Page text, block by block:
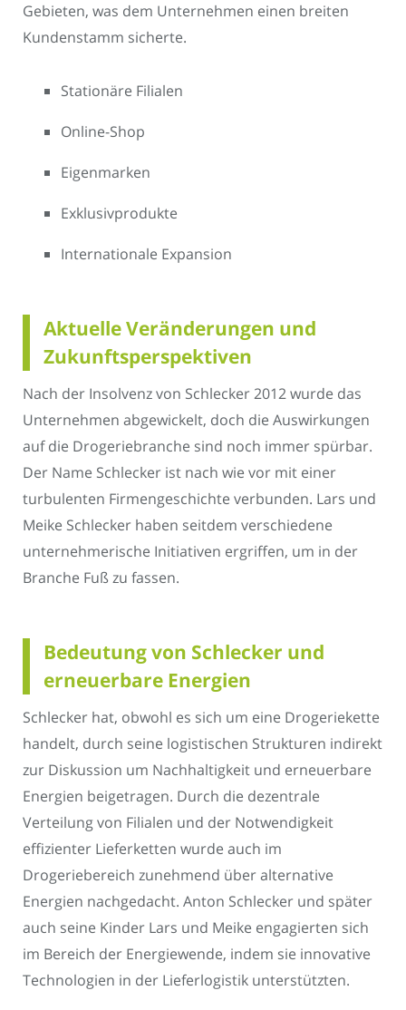
Gebieten, was dem Unternehmen einen breiten
Kundenstamm sicherte.
Stationäre Filialen
Online-Shop
Eigenmarken
Exklusivprodukte
Internationale Expansion
Aktuelle Veränderungen und
Zukunftsperspektiven
Nach der Insolvenz von Schlecker 2012 wurde das
Unternehmen abgewickelt, doch die Auswirkungen
auf die Drogeriebranche sind noch immer spürbar.
Der Name Schlecker ist nach wie vor mit einer
turbulenten Firmengeschichte verbunden. Lars und
Meike Schlecker haben seitdem verschiedene
unternehmerische Initiativen ergriffen, um in der
Branche Fuß zu fassen.
Bedeutung von Schlecker und
erneuerbare Energien
Schlecker hat, obwohl es sich um eine Drogeriekette
handelt, durch seine logistischen Strukturen indirekt
zur Diskussion um Nachhaltigkeit und erneuerbare
Energien beigetragen. Durch die dezentrale
Verteilung von Filialen und der Notwendigkeit
effizienter Lieferketten wurde auch im
Drogeriebereich zunehmend über alternative
Energien nachgedacht. Anton Schlecker und später
auch seine Kinder Lars und Meike engagierten sich
im Bereich der Energiewende, indem sie innovative
Technologien in der Lieferlogistik unterstützten.